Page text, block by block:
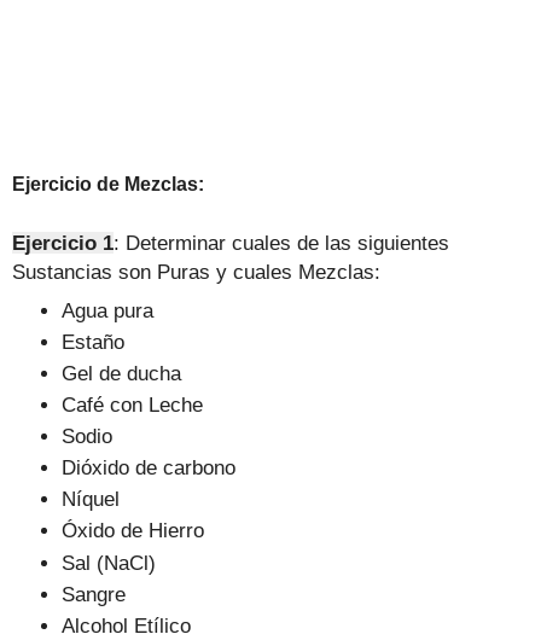
Ejercicio de Mezclas:
Ejercicio 1: Determinar cuales de las siguientes
Sustancias son Puras y cuales Mezclas:
Agua pura
Estaño
Gel de ducha
Café con Leche
Sodio
Dióxido de carbono
Níquel
Óxido de Hierro
Sal (NaCl)
Sangre
Alcohol Etílico